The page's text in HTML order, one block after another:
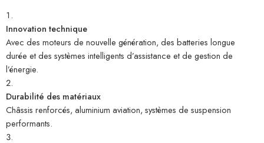
Innovation technique
Avec des moteurs de nouvelle génération, des batteries longue
durée et des systèmes intelligents d’assistance et de gestion de
l’énergie.
Durabilité des matériaux
Châssis renforcés, aluminium aviation, systèmes de suspension
performants.